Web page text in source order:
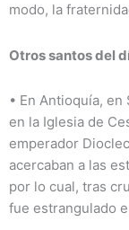
modo, la
Otros santos del
• En Antioquía, en
en la Iglesia de
emperador
acercaban a las
por lo cual, tras
fue estrangulado